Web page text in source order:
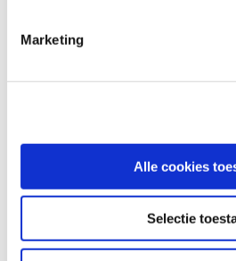
Marketing
Alle cookies
Selectie
ooit
Nieuwe
vrouwen in